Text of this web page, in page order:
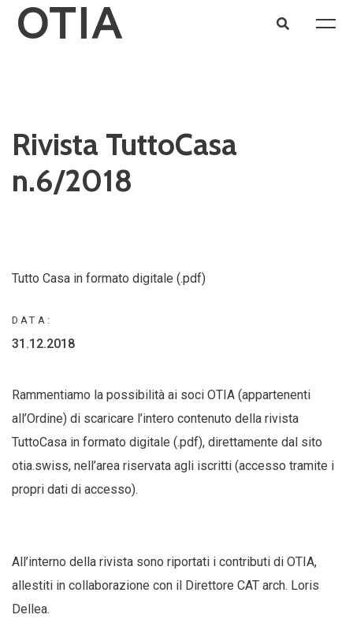
Rivista TuttoCasa
n.6/2018
Tutto Casa in formato digitale (.pdf)
DATA:
31.12.2018
Rammentiamo la possibilità ai soci OTIA (appartenenti
all’Ordine) di scaricare l’intero contenuto della rivista
TuttoCasa in formato digitale (.pdf), direttamente dal sito
otia.swiss, nell’area riservata agli iscritti (accesso tramite i
propri dati di accesso).
All’interno della rivista sono riportati i contributi di OTIA,
allestiti in collaborazione con il Direttore CAT arch. Loris
Dellea.